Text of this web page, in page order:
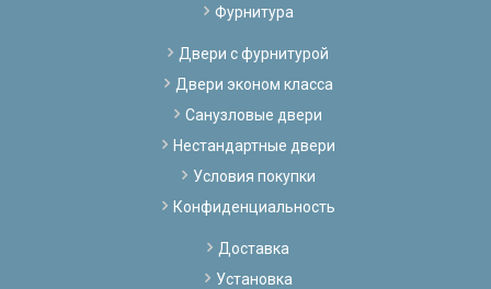
Фурнитура
Двери с фурнитурой
Двери эконом класса
Санузловые двери
Нестандартные двери
Условия покупки
Конфиденциальность
Доставка
Установка